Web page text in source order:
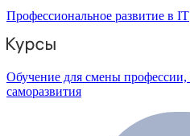
Профессиональное развитие в IT
Обучение для смены профессии,
саморазвития